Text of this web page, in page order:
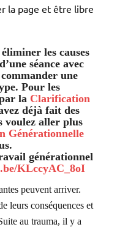
la page et être libre
les causes
séance avec
une
Pour les
la Clarification
déjà fait des
voulez aller plus
Générationnelle
générationnel
KLccyAC_8oI
peuvent arriver.
leurs conséquences et
au trauma, il y a